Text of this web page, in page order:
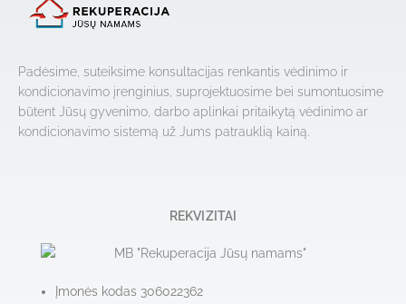
Padėsime, suteiksime konsultacijas renkantis vėdinimo ir
kondicionavimo įrenginius, suprojektuosime bei sumontuosime
būtent Jūsų gyvenimo, darbo aplinkai pritaikytą vėdinimo ar
kondicionavimo sistemą už Jums patrauklią kainą.
REKVIZITAI
Įmonės kodas 306022362